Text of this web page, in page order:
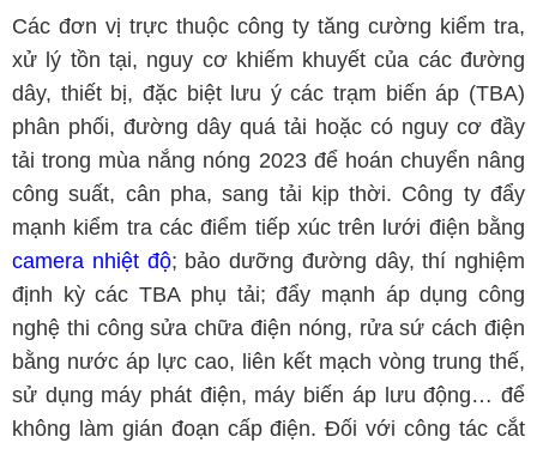
Các đơn vị trực thuộc công ty tăng cường kiểm tra,
xử lý tồn tại, nguy cơ khiếm khuyết của các đường
dây, thiết bị, đặc biệt lưu ý các trạm biến áp (TBA)
phân phối, đường dây quá tải hoặc có nguy cơ đầy
tải trong mùa nắng nóng 2023 để hoán chuyển nâng
công suất, cân pha, sang tải kịp thời. Công ty đẩy
mạnh kiểm tra các điểm tiếp xúc trên lưới điện bằng
camera nhiệt độ; bảo dưỡng đường dây, thí nghiệm
định kỳ các TBA phụ tải; đẩy mạnh áp dụng công
nghệ thi công sửa chữa điện nóng, rửa sứ cách điện
bằng nước áp lực cao, liên kết mạch vòng trung thế,
sử dụng máy phát điện, máy biến áp lưu động… để
không làm gián đoạn cấp điện. Đối với công tác cắt